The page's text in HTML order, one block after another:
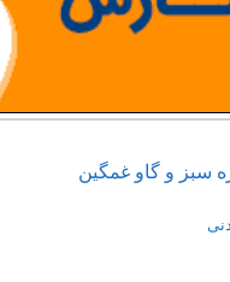
سبز و گاو غمگین